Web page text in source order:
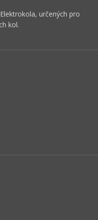
určených pro
kol.